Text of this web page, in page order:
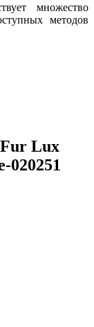
множество
методов
Lux
020251